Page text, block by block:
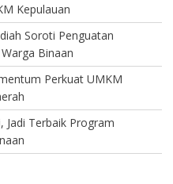
Kepulauan
Soroti Penguatan
Binaan
Perkuat UMKM
Jadi Terbaik Program